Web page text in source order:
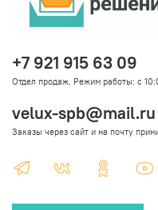
+7 921 915 63 09
Отдел продаж. Режим работы: с
velux-spb@mail.ru
Заказы через сайт и на почту